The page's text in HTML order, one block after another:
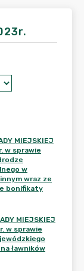
MIEJSKIEJ
w sprawie
w
wraz ze
bonifikaty
MIEJSKIEJ
w sprawie
ławników